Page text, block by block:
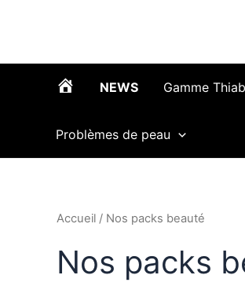
h
a
NEWS Gamme
Problèmes de peau
Accueil / Nos packs beauté
Nos packs
plus
ancien